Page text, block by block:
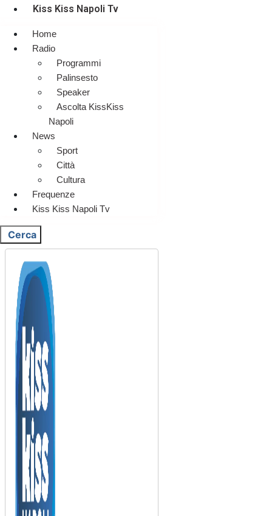
Kiss Kiss Napoli Tv
Home
Radio
Programmi
Palinsesto
Speaker
Ascolta KissKiss
Napoli
News
Sport
Città
Cultura
Frequenze
Kiss Kiss Napoli Tv
Cerca